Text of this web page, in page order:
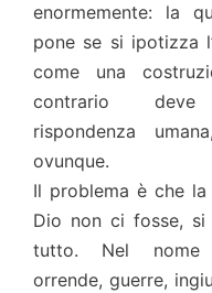
enormemente: la
pone se si ipotizza
come una
contrario
rispondenza
ovunque.
Il problema è che
Dio non ci fosse,
tutto. Nel
orrende, guerre,